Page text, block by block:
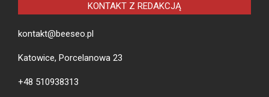
KONTAKT Z REDAKCJĄ
kontakt@beeseo.pl
Katowice, Porcelanowa 23
+48 510938313